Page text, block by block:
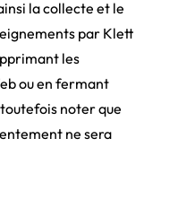
la collecte et le
par Klett
les
ou en fermant
noter que
ne sera